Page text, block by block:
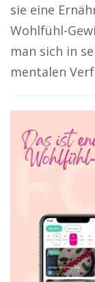
sie eine
Wohlfühl-
man sich in
mentalen